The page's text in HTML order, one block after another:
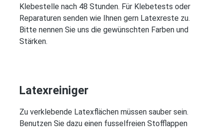
Klebestelle nach 48 Stunden. Für Klebetests oder
Reparaturen senden wie Ihnen gern Latexreste zu.
Bitte nennen Sie uns die gewünschten Farben und
Stärken.
Latexreiniger
Zu verklebende Latexflächen müssen sauber sein.
Benutzen Sie dazu einen fusselfreien Stofflappen